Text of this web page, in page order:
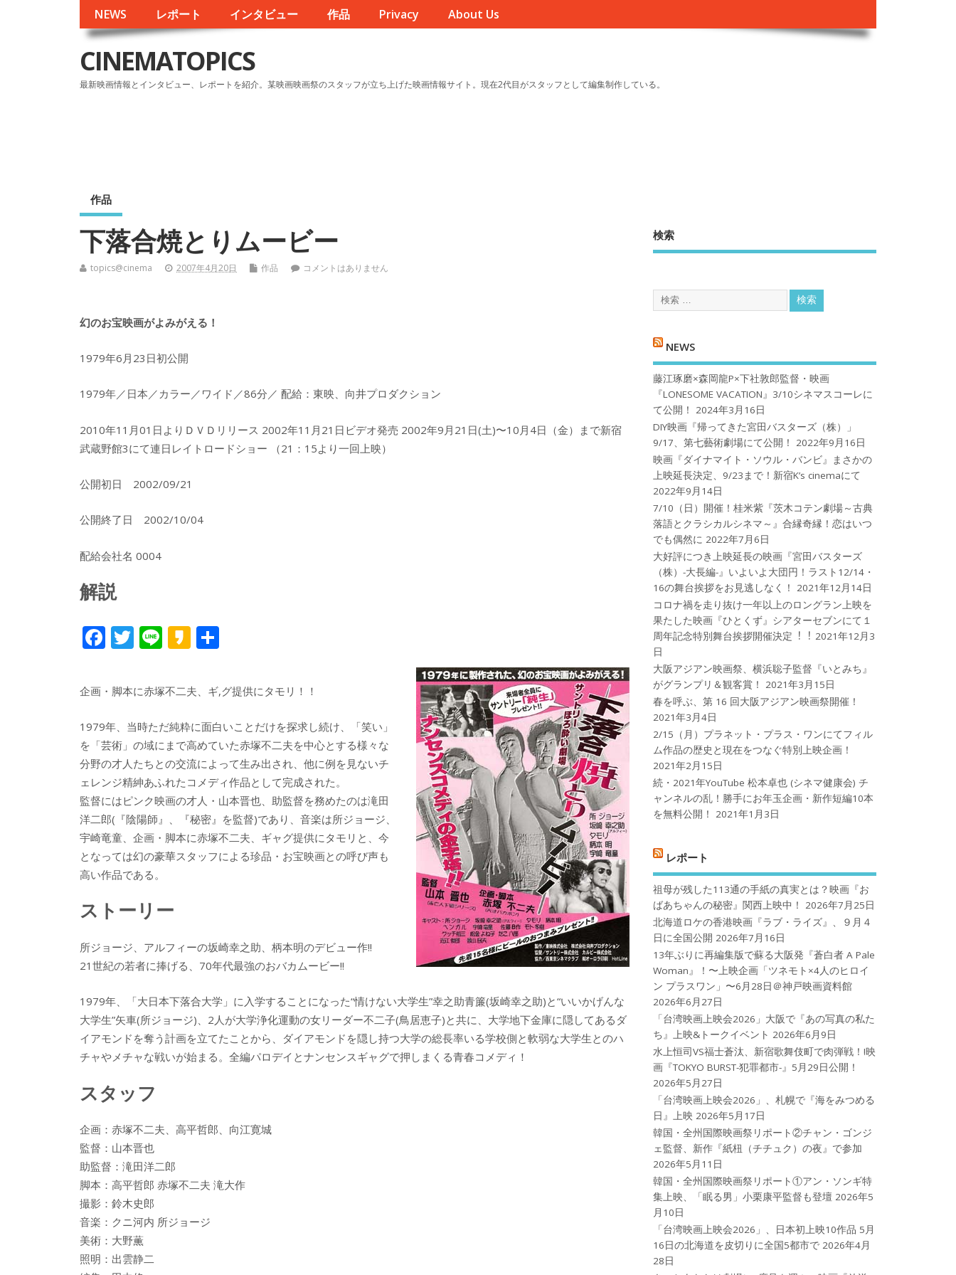
NEWS レポート インタビュー 作品 Privacy About Us
CINEMATOPICS
最新映画情報とインタビュー、レポートを紹介。某映画映画祭のスタッフが立ち上げた映画情報サイト。現在2代目がスタッフとして編集制作している。
作品
下落合焼とりムービー
topics@cinema 2007年4月20日 作品 コメントはありません
幻のお宝映画がよみがえる！
1979年6月23日初公開
1979年／日本／カラー／ワイド／86分／ 配給：東映、向井プロダクション
2010年11月01日よりＤＶＤリリース 2002年11月21日ビデオ発売 2002年9月21日(土)〜10月4日（金）まで新宿
武蔵野館3にて連日レイトロードショー （21：15より一回上映）
公開初日 2002/09/21
公開終了日 2002/10/04
配給会社名 0004
解説
F
e
b
o
o
k
T
itt
er
Li
e
K
k
a
o
企画・脚本に赤塚不二夫、ギ,グ提供にタモリ！！
1979年、当時ただ純粋に面白いことだけを探求し続け、「笑い」
を「芸術」の域にまで高めていた赤塚不二夫を中心とする様々な
分野の才人たちとの交流によって生み出され、他に例を見ないチ
ェレンジ精紳あふれたコメディ作品として完成された。
監督にはピンク映画の才人・山本晋也、助監督を務めたのは滝田
洋二郎(『陰陽師』、『秘密』を監督)であり、音楽は所ジョージ、
宇崎竜童、企画・脚本に赤塚不二夫、ギャグ提供にタモリと、今
となっては幻の豪華スタッフによる珍品・お宝映画との呼び声も
高い作品である。
ストーリー
所ジョージ、アルフィーの坂崎幸之助、柄本明のデビュー作!!
21世紀の若者に捧げる、70年代最強のおバカムービー!!
1979年、「大日本下落合大学」に入学することになった“情けない大学生”幸之助青簾(坂崎幸之助)と“いいかげんな
大学生”矢車(所ジョージ)、2人が大学浄化運動の女リーダー不二子(鳥居恵子)と共に、大学地下金庫に隠してあるダ
イアモンドを奪う計画を立てたことから、ダイアモンドを隠し持つ大学の総長率いる学校側と軟弱な大学生とのハ
チャやメチャな戦いが始まる。全編パロデイとナンセンスギャグで押しまくる青春コメディ！
スタッフ
企画：赤塚不二夫、高平哲郎、向江寛城
監督：山本晋也
助監督：滝田洋二郎
脚本：高平哲郎 赤塚不二夫 滝大作
撮影：鈴木史郎
音楽：クニ河内 所ジョージ
美術：大野薫
照明：出雲静二
検索
NEWS
藤江琢磨×森岡龍P×下社敦郎監督・映画
『LONESOME VACATION』3/10シネマスコーレに
て公開！
2024年3月16日
DIY映画『帰ってきた宮田バスターズ（株）」
9/17、第七藝術劇場にて公開！
2022年9月16日
映画『ダイナマイト・ソウル・バンビ』まさかの
上映延長決定、9/23まで！新宿K’s cinemaにて
2022年9月14日
7/10（日）開催！桂米紫『茨木コテン劇場～古典
落語とクラシカルシネマ～』合縁奇縁！恋はいつ
でも偶然に 2022年7月6日
大好評につき上映延長の映画『宮田バスターズ
（株）-大長編-』いよいよ大団円！ラスト12/14・
16の舞台挨拶をお見逃しなく！
2021年12月14日
コロナ禍を⾛り抜け⼀年以上のロングラン上映を
果たした映画『ひとくず』シアターセブンにて１
周年記念特別舞台挨拶開催決定︕︕ 2021年12月3
日
大阪アジアン映画祭、横浜聡子監督『いとみち』
がグランプリ＆観客賞！
2021年3月15日
春を呼ぶ、第 16 回大阪アジアン映画祭開催！
2021年3月4日
2/15（月）プラネット・プラス・ワンにてフィル
ム作品の歴史と現在をつなぐ特別上映企画！
2021年2月15日
続・2021年YouTube 松本卓也 (シネマ健康会) チ
ャンネルの乱！勝手にお年玉企画・新作短編10本
を無料公開！
2021年1月3日
レポート
祖母が残した113通の手紙の真実とは？映画『お
ばあちゃんの秘密』関西上映中！
2026年7月25日
北海道ロケの香港映画『ラブ・ライズ』、９月４
日に全国公開 2026年7月16日
13年ぶりに再編集版で蘇る大阪発『蒼白者 A Pale
Woman』！〜上映企画「ツネモト×4人のヒロイ
ン プラスワン」〜6月28日＠神戸映画資料館
2026年6月27日
「台湾映画上映会2026」大阪で『あの写真の私た
ち』上映&トークイベント 2026年6月9日
水上恒司VS福士蒼汰、新宿歌舞伎町で肉弾戦！!映
画『TOKYO BURST-犯罪都市-』5月29日公開！
2026年5月27日
「台湾映画上映会2026」、札幌で『海をみつめる
日』上映 2026年5月17日
韓国・全州国際映画祭リポート②チャン・ゴンジ
ェ監督、新作『紙杻（チチュク）の夜』で参加
2026年5月11日
韓国・全州国際映画祭リポート①アン・ソンギ特
集上映、「眠る男」小栗康平監督も登壇 2026年5
月10日
「台湾映画上映会2026」、日本初上映10作品 5月
16日の北海道を皮切りに全国5都市で 2026年4月
28日